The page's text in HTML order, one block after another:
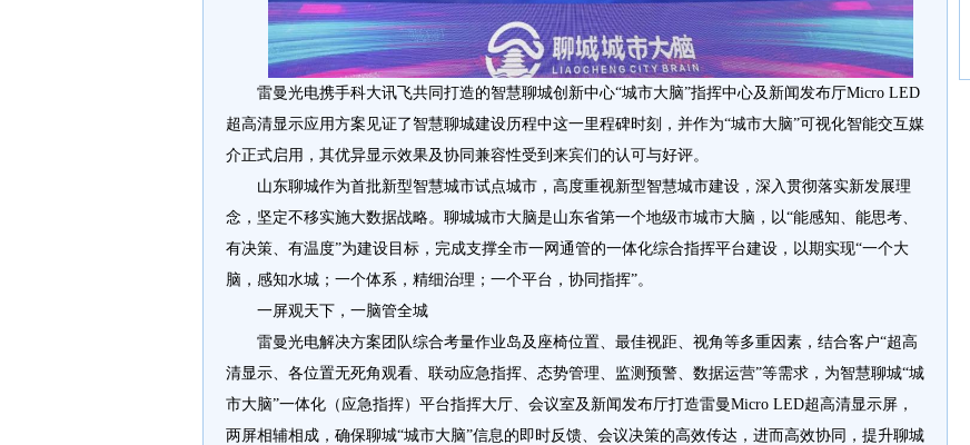
雷曼光电携手科大讯飞共同打造的智慧聊城创新中心“城市大脑”指挥中心及新闻发布厅Micro LED
超高清显示应用方案见证了智慧聊城建设历程中这一里程碑时刻，并作为“城市大脑”可视化智能交互媒
介正式启用，其优异显示效果及协同兼容性受到来宾们的认可与好评。
山东聊城作为首批新型智慧城市试点城市，高度重视新型智慧城市建设，深入贯彻落实新发展理
念，坚定不移实施大数据战略。聊城城市大脑是山东省第一个地级市城市大脑，以“能感知、能思考、
有决策、有温度”为建设目标，完成支撑全市一网通管的一体化综合指挥平台建设，以期实现“一个大
脑，感知水城；一个体系，精细治理；一个平台，协同指挥”。
一屏观天下，一脑管全城
雷曼光电解决方案团队综合考量作业岛及座椅位置、最佳视距、视角等多重因素，结合客户“超高
清显示、各位置无死角观看、联动应急指挥、态势管理、监测预警、数据运营”等需求，为智慧聊城“城
市大脑”一体化（应急指挥）平台指挥大厅、会议室及新闻发布厅打造雷曼Micro LED超高清显示屏，
两屏相辅相成，确保聊城“城市大脑”信息的即时反馈、会议决策的高效传达，进而高效协同，提升聊城